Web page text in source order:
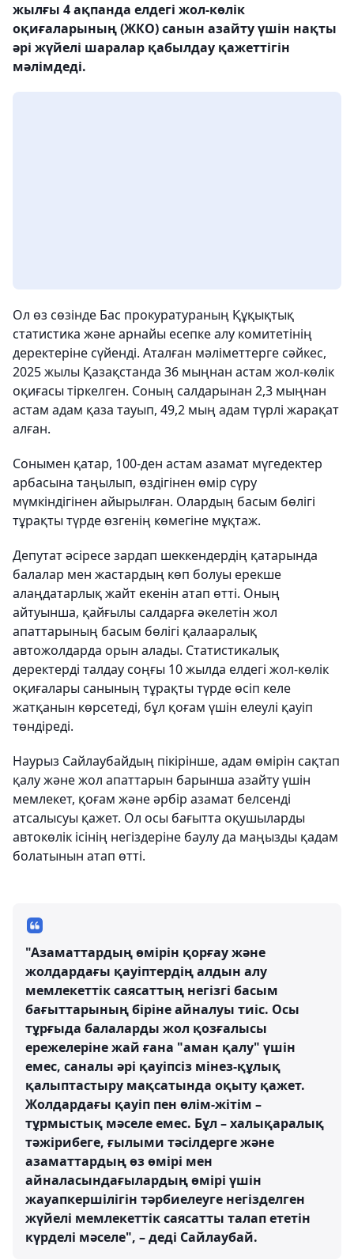
жылғы 4 ақпанда елдегі жол-көлік
оқиғаларының (ЖКО) санын азайту үшін нақты
әрі жүйелі шаралар қабылдау қажеттігін
мәлімдеді.
Ол өз сөзінде Бас прокуратураның Құқықтық
статистика және арнайы есепке алу комитетінің
деректеріне сүйенді. Аталған мәліметтерге сәйкес,
2025 жылы Қазақстанда 36 мыңнан астам жол-көлік
оқиғасы тіркелген. Соның салдарынан 2,3 мыңнан
астам адам қаза тауып, 49,2 мың адам түрлі жарақат
алған.
Сонымен қатар, 100-ден астам азамат мүгедектер
арбасына таңылып, өздігінен өмір сүру
мүмкіндігінен айырылған. Олардың басым бөлігі
тұрақты түрде өзгенің көмегіне мұқтаж.
Депутат әсіресе зардап шеккендердің қатарында
балалар мен жастардың көп болуы ерекше
алаңдатарлық жайт екенін атап өтті. Оның
айтуынша, қайғылы салдарға әкелетін жол
апаттарының басым бөлігі қалааралық
автожолдарда орын алады. Статистикалық
деректерді талдау соңғы 10 жылда елдегі жол-көлік
оқиғалары санының тұрақты түрде өсіп келе
жатқанын көрсетеді, бұл қоғам үшін елеулі қауіп
төндіреді.
Наурыз Сайлаубайдың пікірінше, адам өмірін сақтап
қалу және жол апаттарын барынша азайту үшін
мемлекет, қоғам және әрбір азамат белсенді
атсалысуы қажет. Ол осы бағытта оқушыларды
автокөлік ісінің негіздеріне баулу да маңызды қадам
болатынын атап өтті.
"Азаматтардың өмірін қорғау және
жолдардағы қауіптердің алдын алу
мемлекеттік саясаттың негізгі басым
бағыттарының біріне айналуы тиіс. Осы
тұрғыда балаларды жол қозғалысы
ережелеріне жай ғана "аман қалу" үшін
емес, саналы әрі қауіпсіз мінез-құлық
қалыптастыру мақсатында оқыту қажет.
Жолдардағы қауіп пен өлім-жітім –
тұрмыстық мәселе емес. Бұл – халықаралық
тәжірибеге, ғылыми тәсілдерге және
азаматтардың өз өмірі мен
айналасындағылардың өмірі үшін
жауапкершілігін тәрбиелеуге негізделген
жүйелі мемлекеттік саясатты талап ететін
күрделі мәселе", – деді Сайлаубай.